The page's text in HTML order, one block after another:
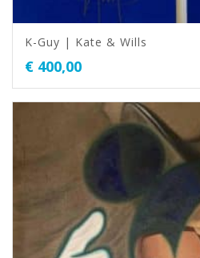
K-Guy | Kate & Wills
€ 400,00